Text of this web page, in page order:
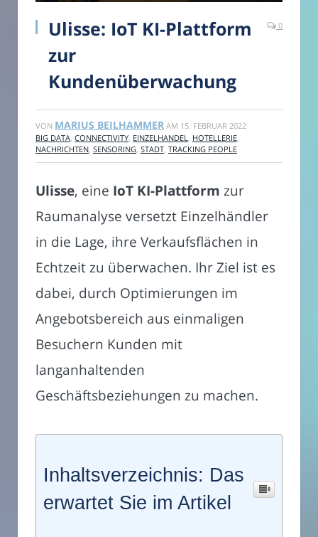
Ulisse: IoT KI-Plattform
zur
Kundenüberwachung
0
VON MARIUS BEILHAMMER AM 15. FEBRUAR 2022
BIG DATA CONNECTIVITY EINZELHANDEL HOTELLERIE
NACHRICHTEN SENSORING STADT TRACKING PEOPLE
Ulisse, eine IoT KI-Plattform zur
Raumanalyse versetzt Einzelhändler
in die Lage, ihre Verkaufsflächen in
Echtzeit zu überwachen. Ihr Ziel ist es
dabei, durch Optimierungen im
Angebotsbereich aus einmaligen
Besuchern Kunden mit
langanhaltenden
Geschäftsbeziehungen zu machen.
Inhaltsverzeichnis: Das
erwartet Sie im Artikel